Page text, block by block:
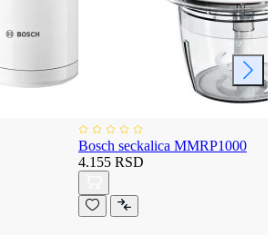
Bosch seckalica MMRP1000
4.155 RSD